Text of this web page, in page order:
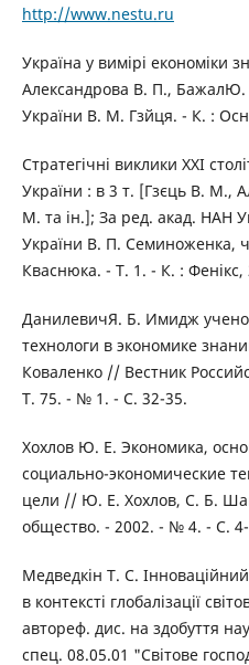
http://www.nestu.ru
Україна у вимірі економіки
Александрова В. П.,
України В. М. Гзйця. - К. :
Стратегічні виклики XXI
України : в 3 т. [Гзєць В. М.,
М. та ін.]; За ред. акад. НАН
України В. П. Семиноженка,
Кваснюка. - Т. 1. - К. : Фенікс,
ДанилевичЯ. Б. Имидж
технологи в экономике
Коваленко // Вестник
T. 75. - № 1. - С. 32-35.
Хохлов Ю. Е. Экономика,
социально-экономические
цели // Ю. Е. Хохлов, С. Б.
общество. - 2002. - № 4. - С.
Медведкін Т. С.
в контексті глобалізації
автореф. дис. на здобуття
спец. 08.05.01 "Світове